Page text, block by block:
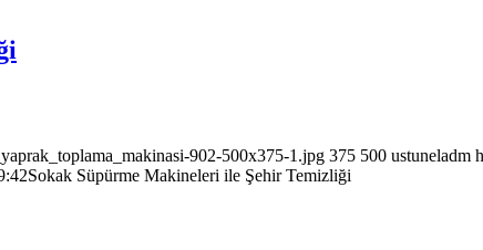
902-500x375-1.jpg 375 500 ustuneladm
Sokak Süpürme Makineleri ile Şehir Temizliği